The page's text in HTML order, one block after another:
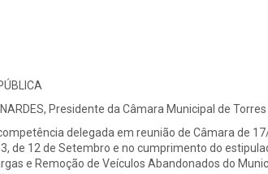
Presidente da Câmara Municipal de
delegada em reunião de Câmara de
de 12 de Setembro e no cumprimento do
e Remoção de Veículos Abandonados do